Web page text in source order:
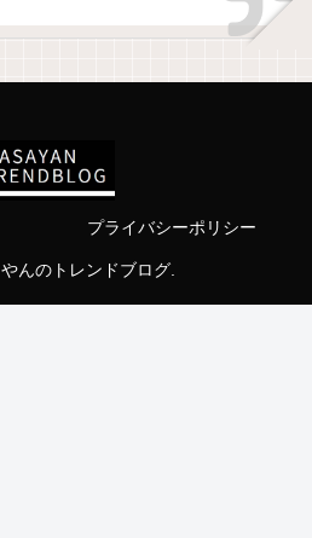
プライバシーポリシー
んのトレンドブログ.